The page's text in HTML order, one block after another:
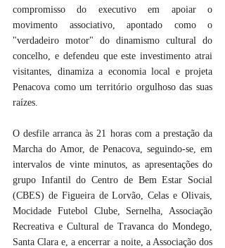
compromisso do executivo em apoiar o
movimento associativo, apontado como o
"verdadeiro motor" do dinamismo cultural do
concelho, e defendeu que este investimento atrai
visitantes, dinamiza a economia local e projeta
Penacova como um território orgulhoso das suas
raízes.
O desfile arranca às 21 horas com a prestação da
Marcha do Amor, de Penacova, seguindo-se, em
intervalos de vinte minutos, as apresentações do
grupo Infantil do Centro de Bem Estar Social
(CBES) de Figueira de Lorvão, Celas e Olivais,
Mocidade Futebol Clube, Sernelha, Associação
Recreativa e Cultural de Travanca do Mondego,
Santa Clara e, a encerrar a noite, a Associação dos